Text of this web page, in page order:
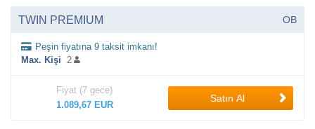
TWIN PREMIUM OB
Peşin fiyatına 9 taksit imkanı!
Max. Kişi 2
Fiyat (7 gece)
1.089,67 EUR
Satın Al